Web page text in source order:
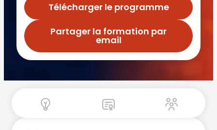
Télécharger le programme
Partager la formation par
email